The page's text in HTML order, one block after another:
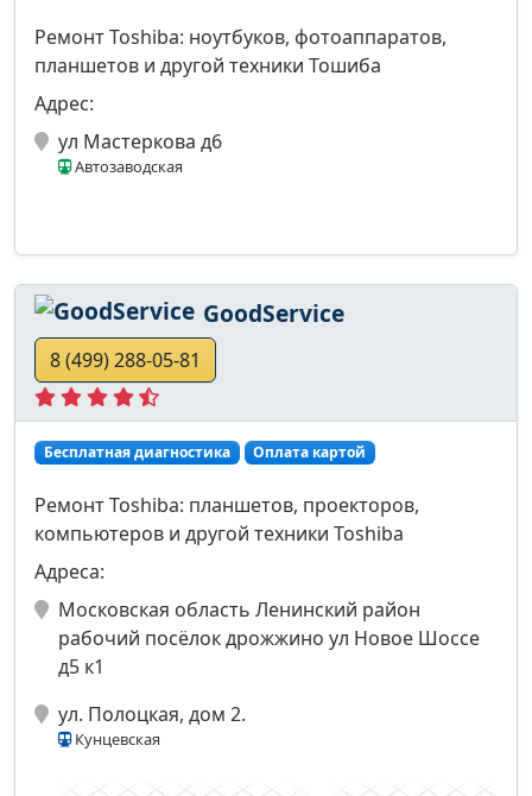
Ремонт Toshiba: ноутбуков, фотоаппаратов,
планшетов и другой техники Тошиба
Адрес:
ул Мастеркова д6
Автозаводская
GoodService
8 (499) 288-05-81
Бесплатная диагностика Оплата картой
Ремонт Toshiba: планшетов, проекторов,
компьютеров и другой техники Toshiba
Адреса:
Московская область Ленинский район
рабочий посёлок дрожжино ул Новое Шоссе
д5 к1
ул. Полоцкая, дом 2.
Кунцевская